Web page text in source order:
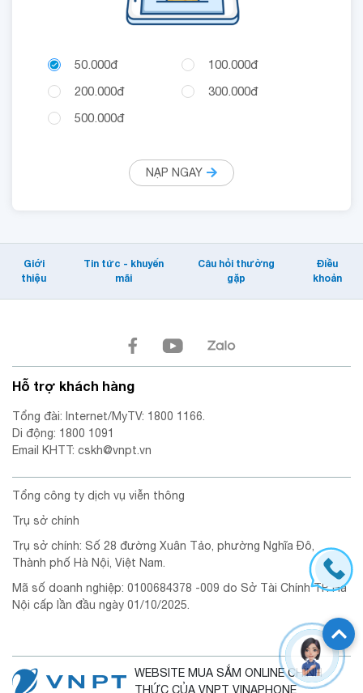
50.000đ
100.000đ
200.000đ
300.000đ
500.000đ
NẠP NGAY
Giới
thiệu
Tin tức - khuyến
mãi
Câu hỏi thường
gặp
Điều
khoản
Hỗ trợ khách hàng
Tổng đài: Internet/MyTV: 1800 1166.
Di động: 1800 1091
Email KHTT: cskh@vnpt.vn
Tổng công ty dịch vụ viễn thông
Trụ sở chính
Trụ sở chính: Số 28 đường Xuân Tảo, phường Nghĩa Đô,
Thành phố Hà Nội, Việt Nam.
Mã số doanh nghiệp: 0100684378 -009 do Sở Tài Chính TP. Hà
Nội cấp lần đầu ngày 01/10/2025.
WEBSITE MUA SẮM ONLINE CHÍNH
THỨC CỦA VNPT VINAPHONE